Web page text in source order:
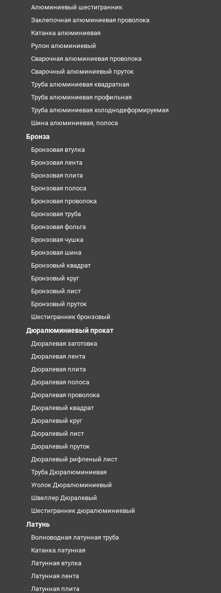
Алюминиевый шестигранник
Заклепочная алюминиевая проволока
Катанка алюминиевая
Рулон алюминиевый
Сварочная алюминиевая проволока
Сварочный алюминиевый пруток
Труба алюминиевая квадратная
Труба алюминиевая профильная
Труба алюминиевая холоднодеформируемая
Шина алюминиевая, полоса
Бронза
Бронзовая втулка
Бронзовая лента
Бронзовая плита
Бронзовая полоса
Бронзовая проволока
Бронзовая труба
Бронзовая фольга
Бронзовая чушка
Бронзовая шина
Бронзовый квадрат
Бронзовый круг
Бронзовый лист
Бронзовый пруток
Шестигранник бронзовый
Дюралюминиевый прокат
Дюралевая заготовка
Дюралевая лента
Дюралевая плита
Дюралевая полоса
Дюралевая проволока
Дюралевый квадрат
Дюралевый круг
Дюралевый лист
Дюралевый пруток
Дюралевый рифленый лист
Труба Дюралюминиевая
Уголок Дюралюминиевый
Швеллер Дюралевый
Шестигранник дюралюминиевый
Латунь
Волноводная латунная труба
Катанка латунная
Латунная втулка
Латунная лента
Латунная плита